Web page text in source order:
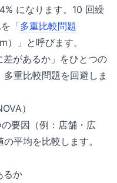
になります。10 回繰
「多重比較問題
」と呼びます。
があるか」をひとつの
重比較問題を回避しま
）
要因（例：店舗・広
平均を比較します。
るか